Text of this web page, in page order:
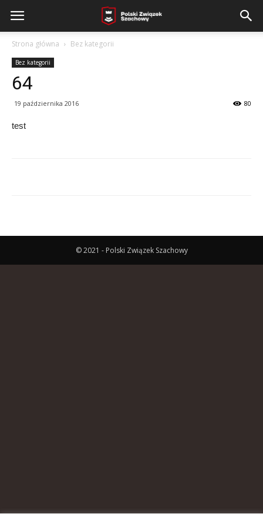
Strona główna Bez kategorii
Bez kategorii
64
19 października 2016 80
test
© 2021 - Polski Związek Szachowy